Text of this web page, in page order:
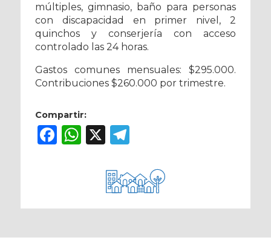
múltiples, gimnasio, baño para personas
con discapacidad en primer nivel, 2
quinchos y conserjería con acceso
controlado las 24 horas.
Gastos comunes mensuales: $295.000.
Contribuciones $260.000 por trimestre.
Compartir:
Facebook
WhatsApp
X Telegram